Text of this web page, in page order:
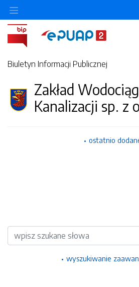
Biuletyn Informacji Publicznej
Zakład
Kanalizacji sp. z
ostatnio
Wyszukiwarka
wyszukiwanie